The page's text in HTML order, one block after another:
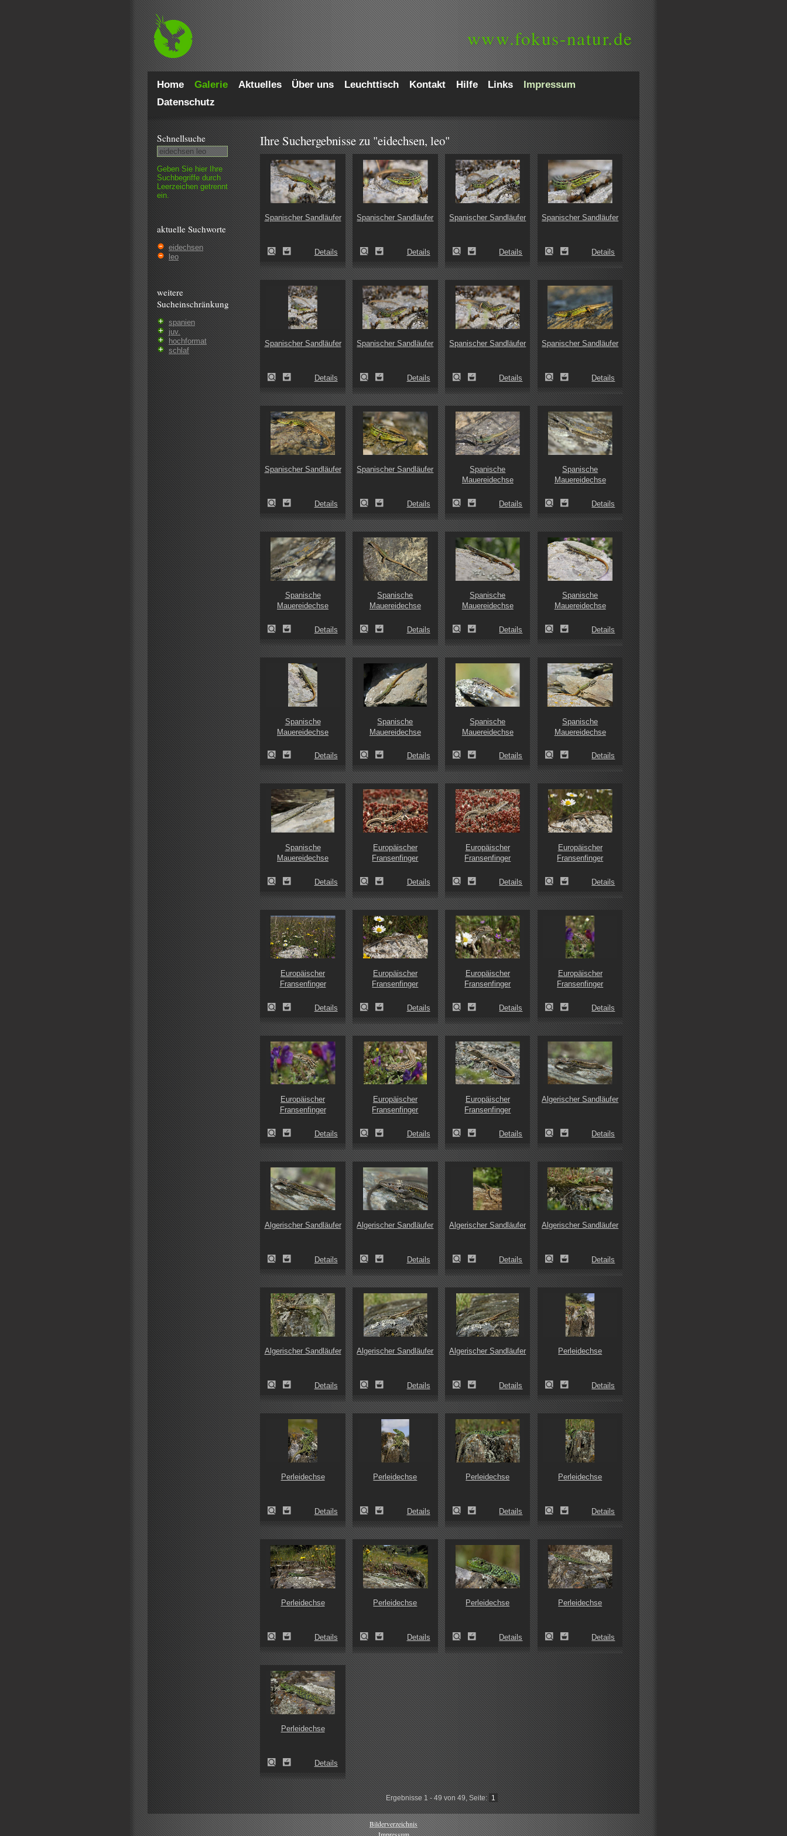
www.fokus-natur.de
Home Galerie Aktuelles Über uns Leuchttisch Kontakt Hilfe Links
Impressum
Datenschutz
Schnell­suche
Geben Sie hier Ihre
Such­begriffe durch
Leer­zeichen getrennt
ein.
aktuelle Suchworte
eidechsen
leo
weitere
Sucheinschränkung
spanien
juv.
hochformat
schlaf
Ihre Suchergebnisse zu "eidechsen, leo"
Spanischer Sandläufer
Details
Spanischer Sandläufer
Details
Spanischer Sandläufer
Details
Spanischer Sandläufer
Details
Spanischer Sandläufer
Details
Spanischer Sandläufer
Details
Spanischer Sandläufer
Details
Spanischer Sandläufer
Details
Spanischer Sandläufer
Details
Spanischer Sandläufer
Details
Spanische
Mauereidechse
Details
Spanische
Mauereidechse
Details
Spanische
Mauereidechse
Details
Spanische
Mauereidechse
Details
Spanische
Mauereidechse
Details
Spanische
Mauereidechse
Details
Spanische
Mauereidechse
Details
Spanische
Mauereidechse
Details
Spanische
Mauereidechse
Details
Spanische
Mauereidechse
Details
Spanische
Mauereidechse
Details
Europäischer
Fransenfinger
Details
Europäischer
Fransenfinger
Details
Europäischer
Fransenfinger
Details
Europäischer
Fransenfinger
Details
Europäischer
Fransenfinger
Details
Europäischer
Fransenfinger
Details
Europäischer
Fransenfinger
Details
Europäischer
Fransenfinger
Details
Europäischer
Fransenfinger
Details
Europäischer
Fransenfinger
Details
Algerischer Sandläufer
Details
Algerischer Sandläufer
Details
Algerischer Sandläufer
Details
Algerischer Sandläufer
Details
Algerischer Sandläufer
Details
Algerischer Sandläufer
Details
Algerischer Sandläufer
Details
Algerischer Sandläufer
Details
Perleidechse
Details
Perleidechse
Details
Perleidechse
Details
Perleidechse
Details
Perleidechse
Details
Perleidechse
Details
Perleidechse
Details
Perleidechse
Details
Perleidechse
Details
Perleidechse
Details
Ergebnisse 1 - 49 von 49, Seite: 1
Bilderverzeichnis